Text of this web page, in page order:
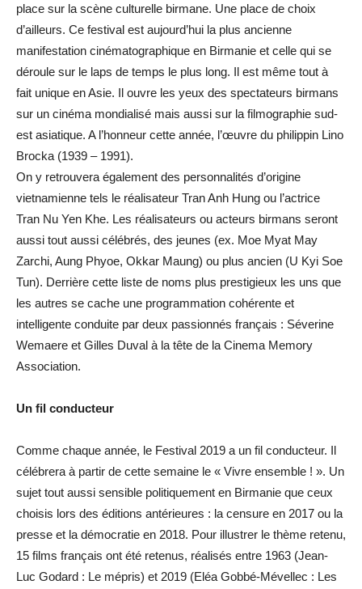
place sur la scène culturelle birmane. Une place de choix
d’ailleurs. Ce festival est aujourd’hui la plus ancienne
manifestation cinématographique en Birmanie et celle qui se
déroule sur le laps de temps le plus long. Il est même tout à
fait unique en Asie. Il ouvre les yeux des spectateurs birmans
sur un cinéma mondialisé mais aussi sur la filmographie sud-
est asiatique. A l’honneur cette année, l’œuvre du philippin Lino
Brocka (1939 – 1991).
On y retrouvera également des personnalités d’origine
vietnamienne tels le réalisateur Tran Anh Hung ou l’actrice
Tran Nu Yen Khe. Les réalisateurs ou acteurs birmans seront
aussi tout aussi célébrés, des jeunes (ex. Moe Myat May
Zarchi, Aung Phyoe, Okkar Maung) ou plus ancien (U Kyi Soe
Tun). Derrière cette liste de noms plus prestigieux les uns que
les autres se cache une programmation cohérente et
intelligente conduite par deux passionnés français : Séverine
Wemaere et Gilles Duval à la tête de la Cinema Memory
Association.
Un fil conducteur
Comme chaque année, le Festival 2019 a un fil conducteur. Il
célébrera à partir de cette semaine le « Vivre ensemble ! ». Un
sujet tout aussi sensible politiquement en Birmanie que ceux
choisis lors des éditions antérieures : la censure en 2017 ou la
presse et la démocratie en 2018. Pour illustrer le thème retenu,
15 films français ont été retenus, réalisés entre 1963 (Jean-
Luc Godard : Le mépris) et 2019 (Eléa Gobbé-Mévellec : Les